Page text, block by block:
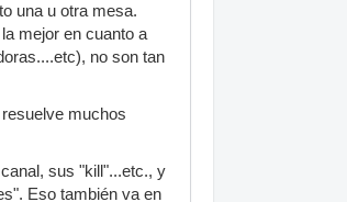
una u otra mesa.
mejor en cuanto a
no son tan
muchos
sus "kill"...etc., y
Eso también va en